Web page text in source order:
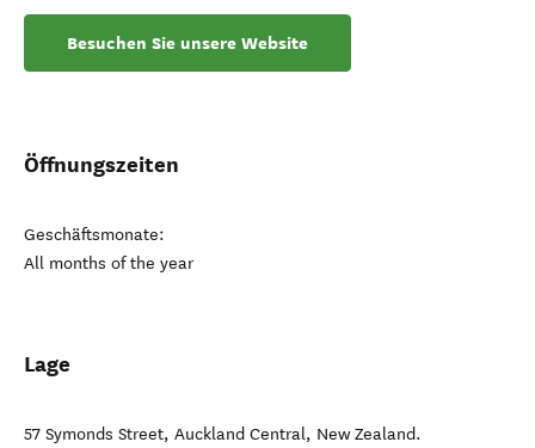
Besuchen Sie unsere Website
Öffnungszeiten
Geschäftsmonate:
All months of the year
Lage
57 Symonds Street, Auckland Central, New Zealand.